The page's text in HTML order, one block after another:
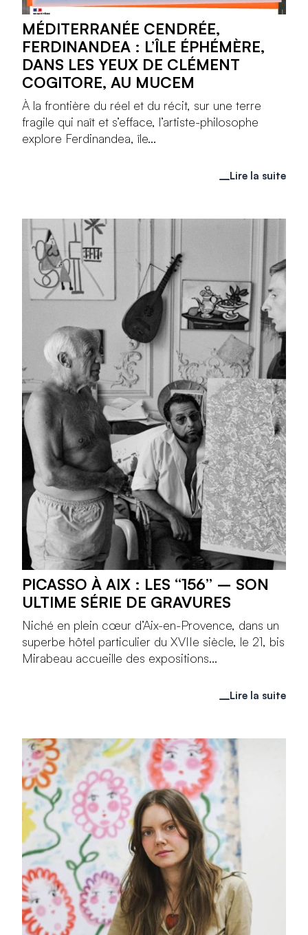
MÉDITERRANÉE CENDRÉE,
FERDINANDEA : L’ÎLE ÉPHÉMÈRE,
DANS LES YEUX DE CLÉMENT
COGITORE, AU MUCEM
À la frontière du réel et du récit, sur une terre
fragile qui naît et s’efface, l’artiste-philosophe
explore Ferdinandea, île...
Lire la suite
PICASSO À AIX : LES “156” – SON
ULTIME SÉRIE DE GRAVURES
Niché en plein cœur d’Aix-en-Provence, dans un
superbe hôtel particulier du XVIIe siècle, le 21, bis
Mirabeau accueille des expositions...
Lire la suite